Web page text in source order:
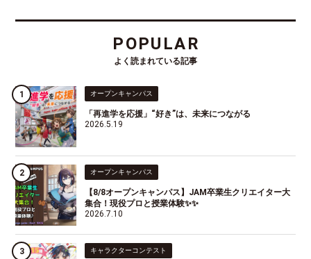
POPULAR
よく読まれている記事
オープンキャンパス
「再進学を応援」“好き”は、未来につながる
2026.5.19
オープンキャンパス
【8/8オープンキャンパス】JAM卒業生クリエイター大
集合！現役プロと授業体験✨✨
2026.7.10
キャラクターコンテスト